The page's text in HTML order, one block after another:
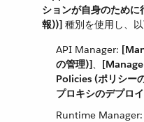
ションが自身のため
報))] 種別を使用し、
API Manager:
の管理)]​、​
Policies (ポリシー
プロキシのデプロ
Runtime Manager: